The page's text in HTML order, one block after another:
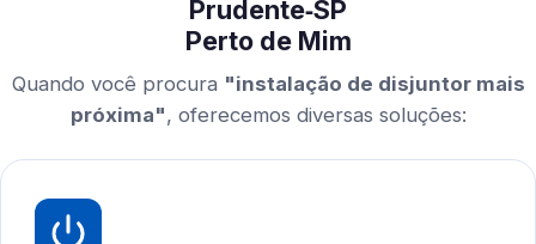
Prudente‑SP
Perto de Mim
Quando você procura "instalação de disjuntor mais
próxima", oferecemos diversas soluções: